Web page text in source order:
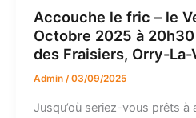
Accouche le fric – le
Octobre 2025 à 20h30
des Fraisiers, Orry-La-
Admin /03/09/2025
Jusqu’où seriez-vous prêts